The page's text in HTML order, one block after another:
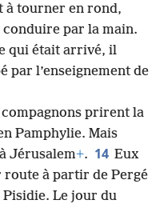
à tourner en rond,
par la main.
qui était arrivé, il
par l’enseignement de
compagnons prirent la
Pamphylie. Mais
Jérusalem+. 14 Eux
à partir de Pergé
Pisidie. Le jour du